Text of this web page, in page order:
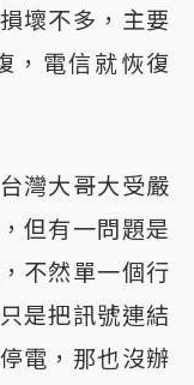
壞不多，主要
，電信就恢復
灣大哥大受嚴
但有一問題是
不然單一個行
是把訊號連結
電，那也沒辦